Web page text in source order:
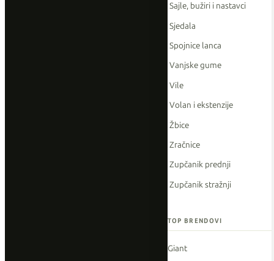
Sajle, bužiri i nastavci
Sjedala
Spojnice lanca
Vanjske gume
Vile
Volan i ekstenzije
Žbice
Zračnice
Zupčanik prednji
Zupčanik stražnji
TOP BRENDOVI
Giant